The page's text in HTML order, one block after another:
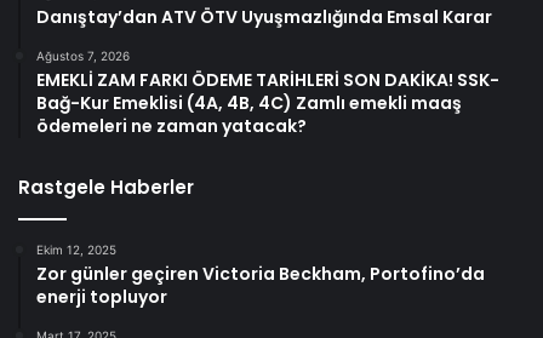
Danıştay’dan ATV ÖTV Uyuşmazlığında Emsal Karar
Ağustos 7, 2026
EMEKLİ ZAM FARKI ÖDEME TARİHLERİ SON DAKİKA! SSK-
Bağ-Kur Emeklisi (4A, 4B, 4C) Zamlı emekli maaş
ödemeleri ne zaman yatacak?
Rastgele Haberler
Ekim 12, 2025
Zor günler geçiren Victoria Beckham, Portofino’da
enerji topluyor